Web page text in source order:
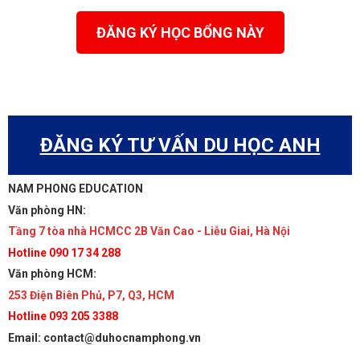
ĐĂNG KÝ HỌC BỔNG NÀY
ĐĂNG KÝ TƯ VẤN DU HỌC ANH
NAM PHONG EDUCATION
Văn phòng HN:
Tầng 7 tòa nhà HCMCC 2B Văn Cao - Liễu Giai, Hà Nội
Hotline 090 17 34 288
Văn phòng HCM:
253 Điện Biên Phủ, P7, Q3, HCM
Hotline 093 205 3388
Email: contact@duhocnamphong.vn